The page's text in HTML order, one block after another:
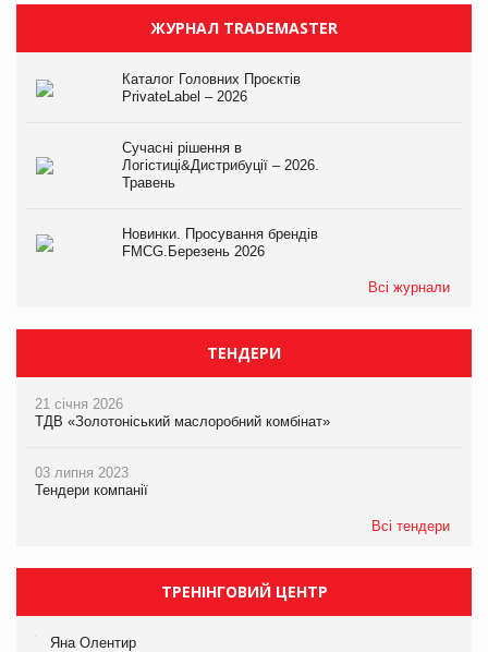
ЖУРНАЛ TRADEMASTER
Каталог Головних Проєктів
PrivateLabel – 2026
Сучасні рішення в
Логістиці&Дистрибуції – 2026.
Травень
Новинки. Просування брендів
FMCG.Березень 2026
Всі журнали
ТЕНДЕРИ
21 січня 2026
ТДВ «Золотоніський маслоробний комбінат»
03 липня 2023
Тендери компанії
Всі тендери
ТРЕНІНГОВИЙ ЦЕНТР
Яна Олентир